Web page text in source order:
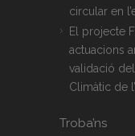
circular en
El projecte
actuacions
validació del
Climàtic de
Troba’ns